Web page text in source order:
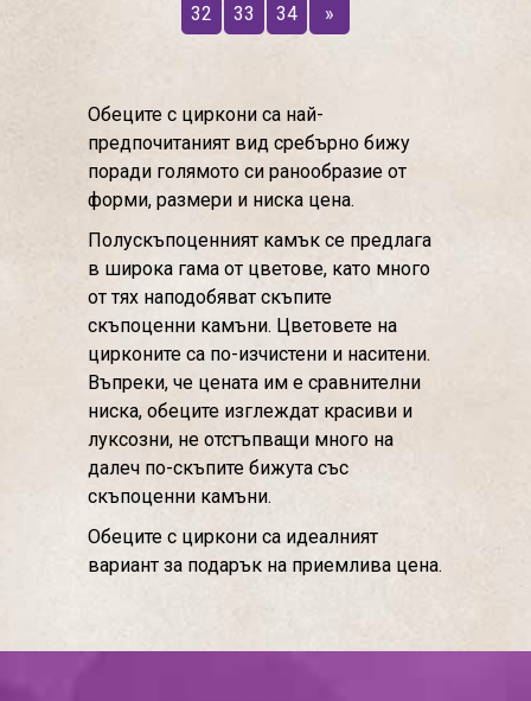
32 33 34 »
Обеците с циркони са най-
предпочитаният вид сребърно бижу
поради голямото си ранообразие от
форми, размери и ниска цена.
Полускъпоценният камък се предлага
в широка гама от цветове, като много
от тях наподобяват скъпите
скъпоценни камъни. Цветовете на
цирконите са по-изчистени и наситени.
Въпреки, че цената им е сравнителни
ниска, обеците изглеждат красиви и
луксозни, не отстъпващи много на
далеч по-скъпите бижута със
скъпоценни камъни.
Обеците с циркони са идеалният
вариант за подарък на приемлива цена.